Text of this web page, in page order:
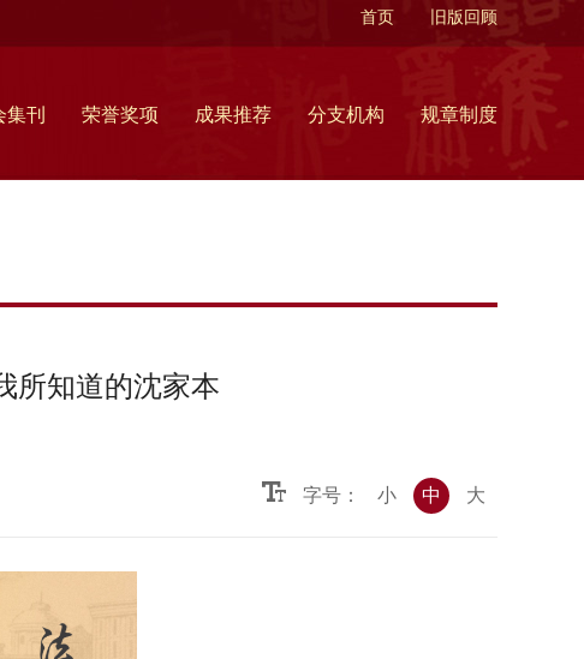
首页 旧版回顾
集刊 荣誉奖项 成果推荐 分支机构 规章制度
所知道的沈家本
字号： 小 中 大